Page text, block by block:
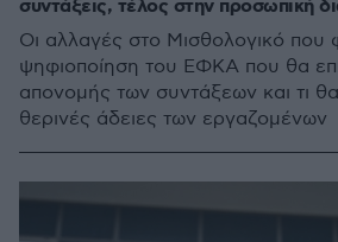
συντάξεις, τέλος στην προσωπική
Οι αλλαγές στο Μισθολογικό που
ψηφιοποίηση του ΕΦΚΑ που θα
απονομής των συντάξεων και τι θα
θερινές άδειες των εργαζομένων